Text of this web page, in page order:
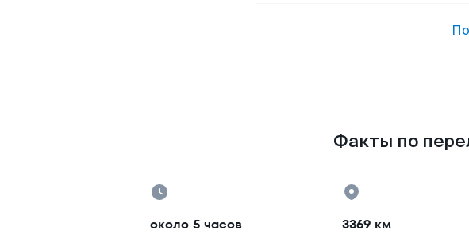
Факты по
около 5 часов 3369 км